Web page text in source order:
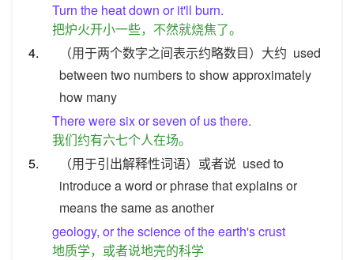
Turn the heat down or it'll burn.
把炉火开小一些，不然就烧焦了。
4.
（用于两个数字之间表示约略数目）大约 used
between two numbers to show approximately
how many
There were six or seven of us there.
我们约有六七个人在场。
5.
（用于引出解释性词语）或者说 used to
introduce a word or phrase that explains or
means the same as another
geology, or the science of the earth's crust
地质学，或者说地壳的科学